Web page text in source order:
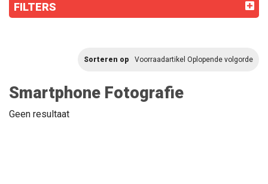
FILTERS
Sorteren op Voorraadartikel Oplopende volgorde
Smartphone Fotografie
Geen resultaat